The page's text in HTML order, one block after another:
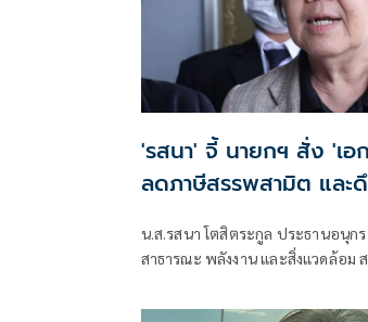
'รสนา' จี้ นายกฯ สั่ง 'เอ
ลดภาษีสรรพสามิต และดึ
น.ส.รสนา โตสิตระกูล ประธานอนุก
สาธารณะ พลังงาน และสิ่งแวดล้อม
ยกฯอนุทินหยุดบริหารบ้านเมืองแบ